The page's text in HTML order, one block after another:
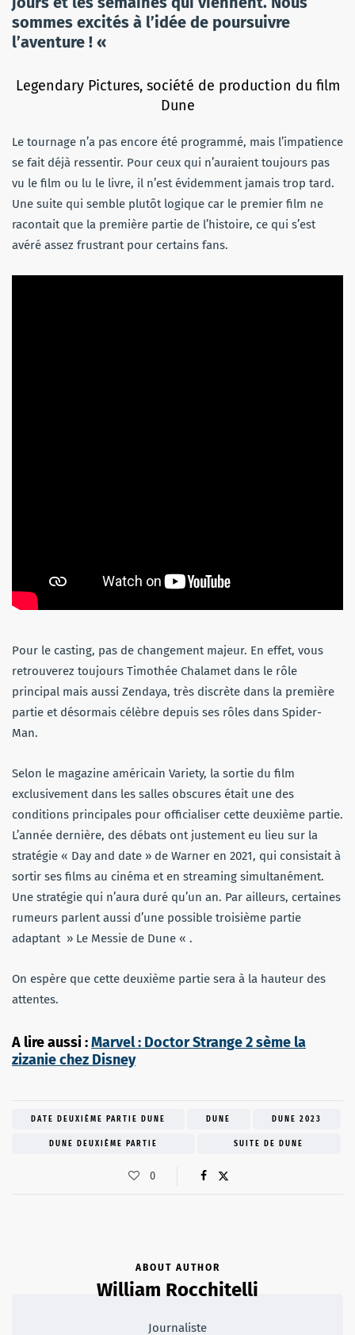
sommes excités à l’idée de poursuivre
l’aventure ! «
Legendary Pictures, société de production du film
Dune
Le tournage n’a pas encore été programmé, mais l’impatience
se fait déjà ressentir. Pour ceux qui n’auraient toujours pas
vu le film ou lu le livre, il n’est évidemment jamais trop tard.
Une suite qui semble plutôt logique car le premier film ne
racontait que la première partie de l’histoire, ce qui s’est
avéré assez frustrant pour certains fans.
Pour le casting, pas de changement majeur. En effet, vous
retrouverez toujours Timothée Chalamet dans le rôle
principal mais aussi Zendaya, très discrète dans la première
partie et désormais célèbre depuis ses rôles dans Spider-
Man.
Selon le magazine américain Variety, la sortie du film
exclusivement dans les salles obscures était une des
conditions principales pour officialiser cette deuxième partie.
L’année dernière, des débats ont justement eu lieu sur la
stratégie « Day and date » de Warner en 2021, qui consistait à
sortir ses films au cinéma et en streaming simultanément.
Une stratégie qui n’aura duré qu’un an. Par ailleurs, certaines
rumeurs parlent aussi d’une possible troisième partie
adaptant » Le Messie de Dune « .
On espère que cette deuxième partie sera à la hauteur des
attentes.
A lire aussi :Marvel : Doctor Strange 2 sème la
zizanie chez Disney
DATE DEUXIÈME PARTIE DUNE DUNE DUNE 2023
DUNE DEUXIÈME PARTIE SUITE DE DUNE
0
ABOUT AUTHOR
William Rocchitelli
Journaliste